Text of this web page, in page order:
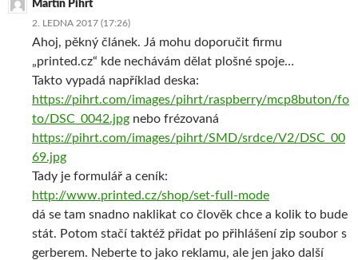
Martin Pihrt
2. LEDNA 2017 (17:26)
Ahoj, pěkný článek. Já mohu doporučit firmu
„printed.cz“ kde nechávám dělat plošné spoje…
Takto vypadá například deska:
https://pihrt.com/images/pihrt/raspberry/mcp8buton/fo
to/DSC_0042.jpg nebo frézovaná
https://pihrt.com/images/pihrt/SMD/srdce/V2/DSC_00
69.jpg
Tady je formulář a ceník:
http://www.printed.cz/shop/set-full-mode
dá se tam snadno naklikat co člověk chce a kolik to bude
stát. Potom stačí taktéž přidat po přihlášení zip soubor s
gerberem. Neberte to jako reklamu, ale jen jako další